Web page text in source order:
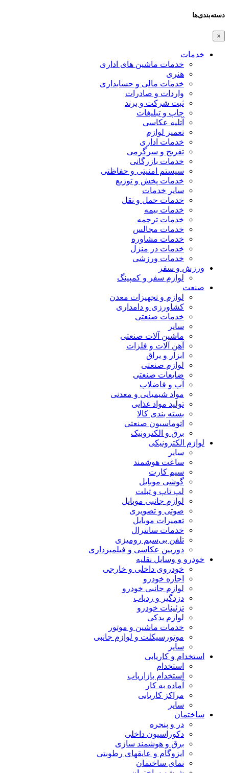
دسته‌بندی‌ها
×
خدمات
خدمات ماشین های اداری
هنری
خدمات مالی و حسابداری
واردات و صادرات
ثبت شرکت و برند
چاپ و تبلیغات
آتلیه عکاسی
تعمیر لوازم
خدمات اداری
تفریح و سرگرمی
خدمات بازرگانی
سیستم امنیتی و حفاظتی
خدمات پخش و توزیع
سایر خدمات
خدمات حمل و نقل
خدمات بیمه
خدمات ترجمه
خدمات مجالس
خدمات مشاوره
خدمات در منزل
خدمات ورزشی
ورزش و سفر
لوازم سفر و کمپینگ
صنعت
لوازم و تجهیزات معدن
کشاورزی و دامداری
خدمات صنعتی
سایر
ماشین آلات صنعتی
آهن آلات و فلزات
ابزار و یراق
لوازم صنعتی
ضایعات صنعتی
آب و فاضلاب
مواد شیمیایی و معدنی
تولید مواد غذایی
بسته بندی کالا
اتوماسیون صنعتی
برق و الکترونیک
لوازم الکترونیکی
سایر
ساعت هوشمند
سیم کارت
گوشی موبایل
لپ تاپ و تبلت
لوازم جانبی موبایل
صوتی و تصویری
تعمیرات موبایل
خدمات سانترال
تلفن بی‌سیم رومیزی
دوربین عکاسی و فیلمبرداری
خودرو و وسایل نقلیه
خودروی داخلی و خارجی
اجاره خودرو
لوازم جانبی خودرو
دزدگیر و ردیاب
تزئینات خودرو
لوازم یدکی
خدمات ماشین و موتور
موتورسیکلت و لوازم جانبی
سایر
استخدام و کاریابی
استخدام
استخدام بازاریاب
آماده به کار
مراکز کاریابی
سایر
ساختمان
در و پنجره
دکوراسیون داخلی
برق و هوشمند سازی
ایزوگام و عایقهای رطوبتی
نمای ساختمان